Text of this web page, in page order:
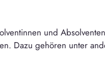
und
Dazu gehören unter